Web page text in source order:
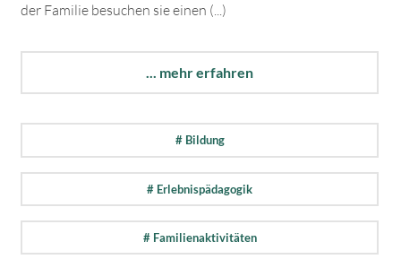
der Familie besuchen sie einen (...)
... mehr erfahren
# Bildung
# Erlebnispädagogik
# Familienaktivitäten